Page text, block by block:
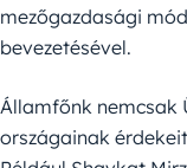
mezőgazdasági
bevezetésével.
Államfőnk nemcsak
országainak